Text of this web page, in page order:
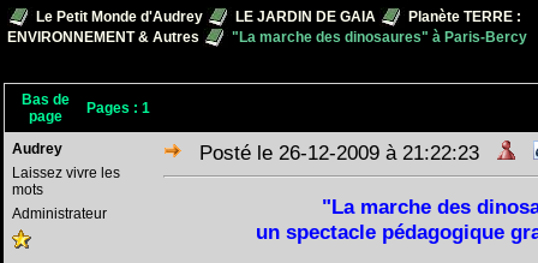
Le Petit Monde d'Audrey LE JARDIN DE GAIA
Planète TERRE :
ENVIRONNEMENT & Autres
"La marche des dinosaures" à Paris-Bercy
Bas de
page
Pages : 1
Audrey
Laissez vivre les
mots
Administrateur
Posté le 26-12-2009 à 21:22:23
"La marche des
un spectacle pédagogique